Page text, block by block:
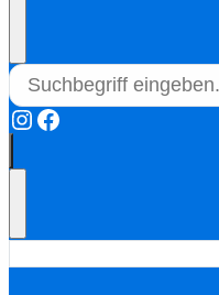
Instagram
Facebook